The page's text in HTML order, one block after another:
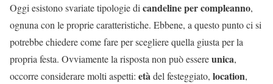
Oggi esistono svariate tipologie dicandeline per compleanno,
ognuna con le proprie caratteristiche. Ebbene, a questo punto ci si
potrebbe chiedere come fare per scegliere quella giusta per la
propria festa. Ovviamente la risposta non può essereunica,
occorre considerare molti aspetti: etàdel festeggiato, location,